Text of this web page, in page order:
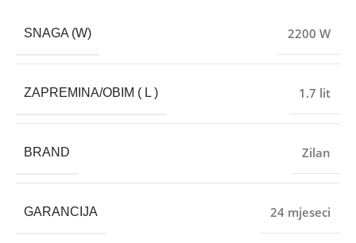
SNAGA (W) 2200 W
ZAPREMINA/OBIM ( L ) 1.7 lit
BRAND Zilan
GARANCIJA 24 mjeseci